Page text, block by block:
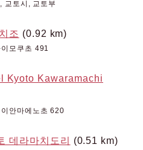
교토시, 교토부
조 (0.92 km)
모쿠초 491
Kyoto Kawaramachi
안마에노초 620
데라마치도리 (0.51 km)